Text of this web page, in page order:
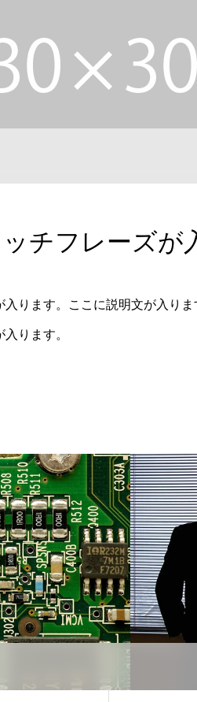
チフレーズが
ります。ここに説明文が入りま
ります。